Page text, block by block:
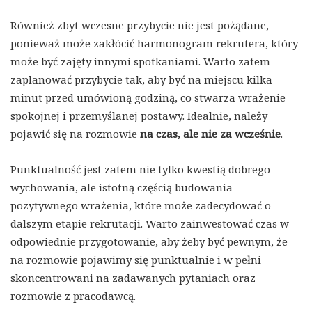
Również zbyt wczesne przybycie nie jest pożądane,
ponieważ może zakłócić harmonogram rekrutera, który
może być zajęty innymi spotkaniami. Warto zatem
zaplanować przybycie tak, aby być na miejscu kilka
minut przed umówioną godziną, co stwarza wrażenie
spokojnej i przemyślanej postawy. Idealnie, należy
pojawić się na rozmowie na czas, ale nie za wcześnie.
Punktualność jest zatem nie tylko kwestią dobrego
wychowania, ale istotną częścią budowania
pozytywnego wrażenia, które może zadecydować o
dalszym etapie rekrutacji. Warto zainwestować czas w
odpowiednie przygotowanie, aby żeby być pewnym, że
na rozmowie pojawimy się punktualnie i w pełni
skoncentrowani na zadawanych pytaniach oraz
rozmowie z pracodawcą.